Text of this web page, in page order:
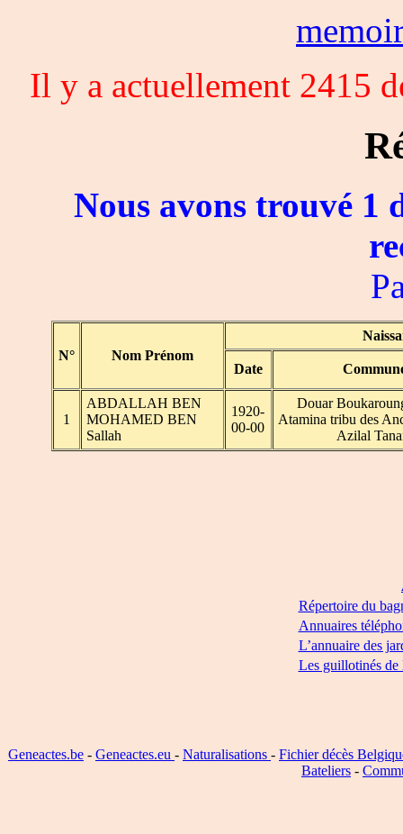
Il y a actuellement 2415
Nous avons trouvé 1
N° Nom Prénom
Date
1
ABDALLAH BEN
MOHAMED BEN
Sallah
1920-
00-00
Douar
Atamina tribu des
Azilal
Répertoire du
Annuaires
L’annuaire des
Les guillotinés de
Geneactes.be - Geneactes.eu - Naturalisations - Fichier décès
Bateliers -